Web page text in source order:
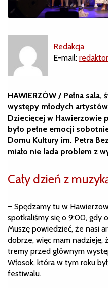
Redakcja
E-mail:
HAWIERZÓW / Pełna sala,
występy młodych
Dziecięcej w Hawierzowie
było pełne emocji
Domu Kultury im. Petra
miało nie lada problem z
Cały dzień z
– Spędzamy tu w
spotkaliśmy się o 9:00, gdy
Muszę powiedzieć, że nasi
dobrze, więc mam nadzieję,
tremy przed głównym
Włosok, która w tym roku
festiwalu.